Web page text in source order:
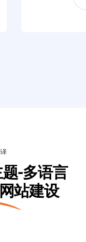
-多语言
站建设